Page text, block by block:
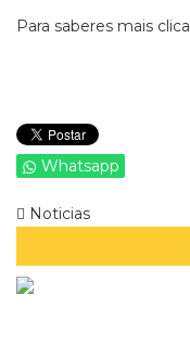
Para saberes mais clica
Whatsapp
Noticias